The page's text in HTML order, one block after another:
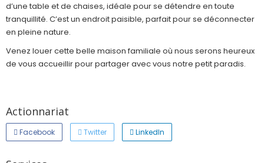
d’une table et de chaises, idéale pour se détendre en toute
tranquillité. C’est un endroit paisible, parfait pour se déconnecter
en pleine nature.
Venez louer cette belle maison familiale où nous serons heureux
de vous accueillir pour partager avec vous notre petit paradis.
Actionnariat
Facebook Twitter LinkedIn